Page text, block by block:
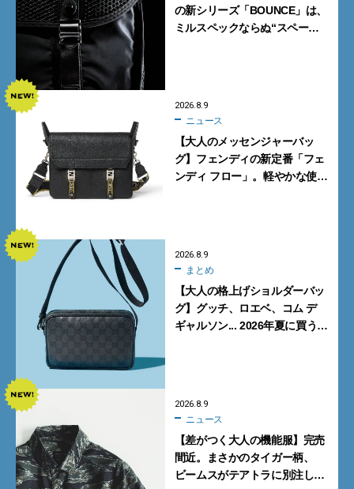
の新シリーズ「BOUNCE」は、
ミルスペックならぬ“スペース
2026.8.9
ニュース
【大人のメッセンジャーバッ
グ】フェンディの新定番「フェ
ンディ フロー」。軽やかな使い
2026.8.9
まとめ
【大人の格上げショルダーバッ
グ】グッチ、ロエベ、コム デ
ギャルソン... 2026年夏に買うべ
2026.8.9
ニュース
【差がつく大人の機能服】完売
間近。まさかのタイガー柄、
ビームスがテアトラに別注した